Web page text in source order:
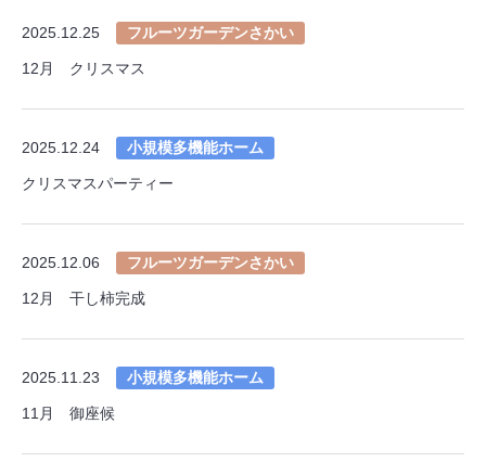
2025.12.25 フルーツガーデンさかい
12月 クリスマス
2025.12.24 小規模多機能ホーム
クリスマスパーティー
2025.12.06 フルーツガーデンさかい
12月 干し柿完成
2025.11.23 小規模多機能ホーム
11月 御座候